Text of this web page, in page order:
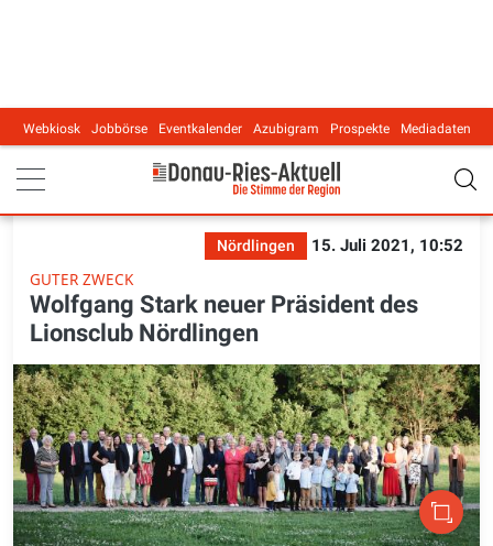
Main navigation
Webkiosk Jobbörse Eventkalender Azubigram Prospekte Mediadaten
Nördlingen
15. Juli 2021, 10:52
GUTER ZWECK
Wolfgang Stark neuer Präsident des
Lionsclub Nördlingen